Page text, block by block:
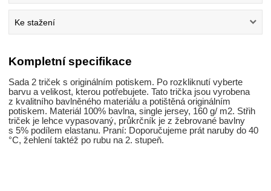
Ke stažení
Kompletní specifikace
Sada 2 triček s originálním potiskem. Po rozkliknutí vyberte
barvu a velikost, kterou potřebujete. Tato trička jsou vyrobena
z kvalitního bavlněného materiálu a potištěná originálním
potiskem. Materiál 100% bavlna, single jersey, 160 g/ m2. Střih
triček je lehce vypasovaný, průkrčník je z žebrované bavlny
s 5% podílem elastanu. Praní: Doporučujeme prát naruby do 40
°C, žehlení taktéž po rubu na 2. stupeň.